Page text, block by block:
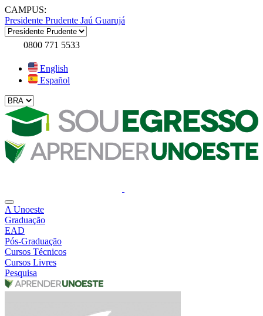
CAMPUS:
Presidente Prudente Jaú Guarujá
0800 771 5533
English
Español
A Unoeste
Graduação
EAD
Pós-Graduação
Cursos Técnicos
Cursos Livres
Pesquisa